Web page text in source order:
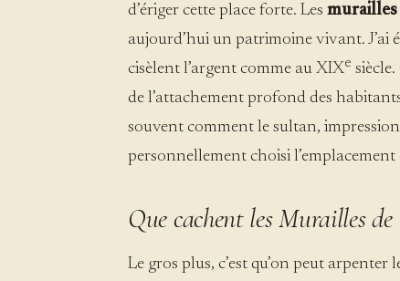
d’ériger cette place forte. Les murailles
aujourd’hui un patrimoine vivant. J’ai
cisèlent l’argent comme au XIXe
de l’attachement profond des
souvent comment le sultan,
personnellement choisi
Que cachent les Murailles
Le gros plus, c’est qu’on peut